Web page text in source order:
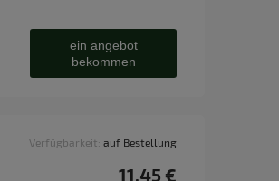
ein angebot
bekommen
Verfügbarkeit: auf Bestellung
11,45 €